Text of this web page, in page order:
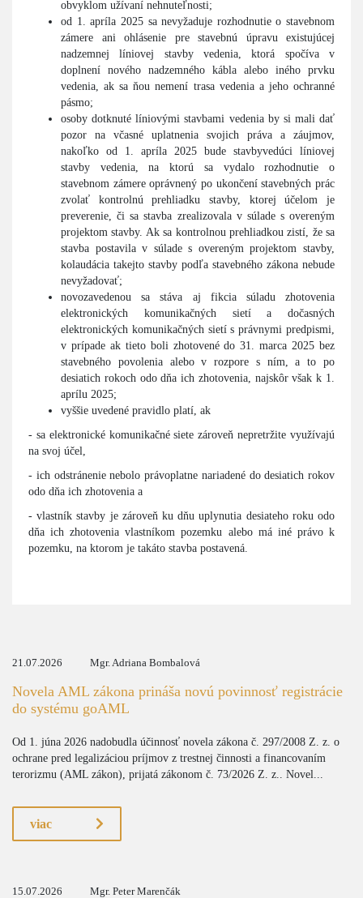
obvyklom užívaní nehnuteľnosti;
od 1. apríla 2025 sa nevyžaduje rozhodnutie o stavebnom
zámere ani ohlásenie pre stavebnú úpravu existujúcej
nadzemnej líniovej stavby vedenia, ktorá spočíva v
doplnení nového nadzemného kábla alebo iného prvku
vedenia, ak sa ňou nemení trasa vedenia a jeho ochranné
pásmo;
osoby dotknuté líniovými stavbami vedenia by si mali dať
pozor na včasné uplatnenia svojich práva a záujmov,
nakoľko od 1. apríla 2025 bude stavbyvedúci líniovej
stavby vedenia, na ktorú sa vydalo rozhodnutie o
stavebnom zámere oprávnený po ukončení stavebných prác
zvolať kontrolnú prehliadku stavby, ktorej účelom je
preverenie, či sa stavba zrealizovala v súlade s overeným
projektom stavby. Ak sa kontrolnou prehliadkou zistí, že sa
stavba postavila v súlade s overeným projektom stavby,
kolaudácia takejto stavby podľa stavebného zákona nebude
nevyžadovať;
novozavedenou sa stáva aj fikcia súladu zhotovenia
elektronických komunikačných sietí a dočasných
elektronických komunikačných sietí s právnymi predpismi,
v prípade ak tieto boli zhotovené do 31. marca 2025 bez
stavebného povolenia alebo v rozpore s ním, a to po
desiatich rokoch odo dňa ich zhotovenia, najskôr však k 1.
aprílu 2025;
vyššie uvedené pravidlo platí, ak
- sa elektronické komunikačné siete zároveň nepretržite využívajú
na svoj účel,
- ich odstránenie nebolo právoplatne nariadené do desiatich rokov
odo dňa ich zhotovenia a
- vlastník stavby je zároveň ku dňu uplynutia desiateho roku odo
dňa ich zhotovenia vlastníkom pozemku alebo má iné právo k
pozemku, na ktorom je takáto stavba postavená.
21.07.2026 Mgr. Adriana Bombalová
Novela AML zákona prináša novú povinnosť registrácie
do systému goAML
Od 1. júna 2026 nadobudla účinnosť novela zákona č. 297/2008 Z. z. o
ochrane pred legalizáciou príjmov z trestnej činnosti a financovaním
terorizmu (AML zákon), prijatá zákonom č. 73/2026 Z. z.. Novel...
viac
15.07.2026 Mgr. Peter Marenčák